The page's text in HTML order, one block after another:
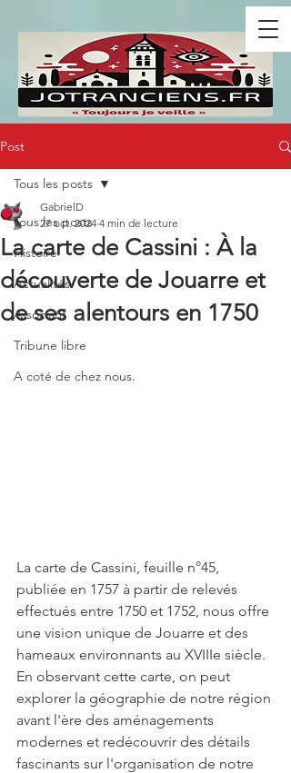
Post
Tous les posts
Histoire
Actualités
Associatif
Tribune libre
A coté de chez nous.
Tous les posts
La carte de Cassini : À la
découverte de Jouarre et
de ses alentours en 1750
GabrielD
27 oct. 2024 4 min de lecture
La carte de Cassini, feuille n°45,
publiée en 1757 à partir de relevés
effectués entre 1750 et 1752, nous offre
une vision unique de Jouarre et des
hameaux environnants au XVIIIe siècle.
En observant cette carte, on peut
explorer la géographie de notre région
avant l'ère des aménagements
modernes et redécouvrir des détails
fascinants sur l'organisation de notre